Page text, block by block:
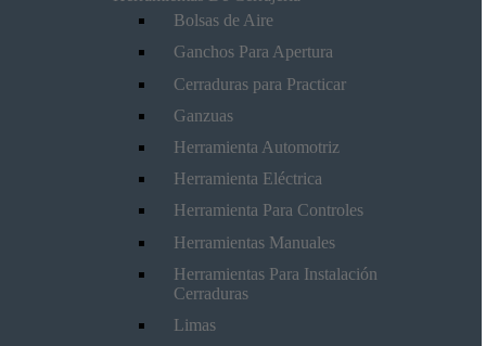
Bolsas de Aire
Ganchos Para Apertura
Cerraduras para Practicar
Ganzuas
Herramienta Automotriz
Herramienta Eléctrica
Herramienta Para Controles
Herramientas Manuales
Herramientas Para Instalación
Cerraduras
Limas